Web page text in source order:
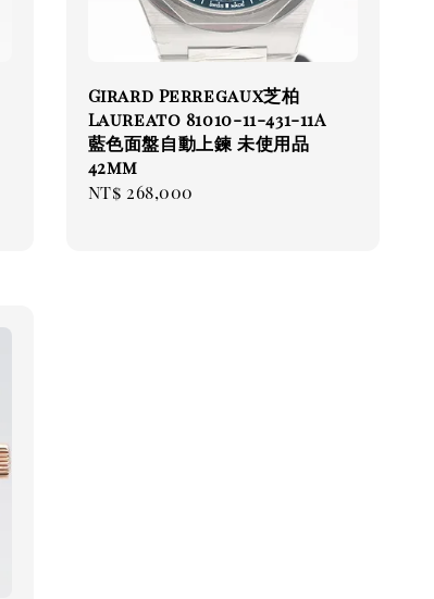
Girard Perregaux芝柏
Laureato 81010-11-431-11A
藍色面盤自動上鍊 未使用品
42mm
Regular
NT$ 268,000